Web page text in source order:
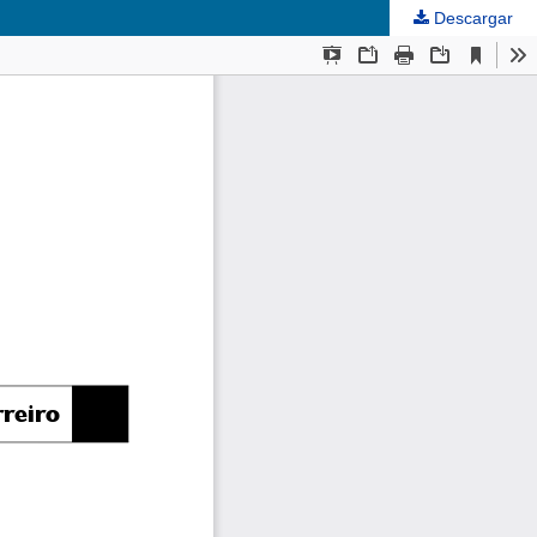
Descargar